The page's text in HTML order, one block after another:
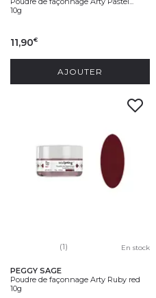
10g
11,90€
AJOUTER
(1) En stock
PEGGY SAGE
Poudre de façonnage Arty Ruby red
10g